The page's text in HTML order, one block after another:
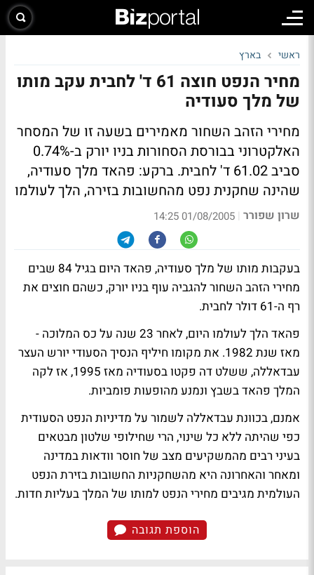
ראשי בארץ
מחיר הנפט חוצה 61 ד' לחבית עקב מותו
של מלך סעודיה
מחירי הזהב השחור מאמירים בשעה זו של המסחר
האלקטרוני בבורסת הסחורות בניו יורק ב-0.74%
סביב 61.02 ד' לחבית. ברקע: פהאד מלך סעודיה,
שהינה שחקנית נפט מהחשובות בזירה, הלך לעולמו
שרון שפורר |
01/08/2005 14:25
בעקבות מותו של מלך סעודיה, פהאד היום בגיל 84 שבים
מחירי הזהב השחור להגביה עוף בניו יורק, כשהם חוצים את
רף ה-61 דולר לחבית.
פהאד הלך לעולמו היום, לאחר 23 שנה על כס המלוכה -
מאז שנת 1982. את מקומו חיליף הנסיך הסעודי יורש העצר
עבדאללה, ששלט דה פקטו בסעודיה מאז 1995, אז לקה
המלך פהאד בשבץ ונמנע מהופעות פומביות.
אמנם, בכוונת עבדאללה לשמור על מדיניות הנפט הסעודית
כפי שהיתה ללא כל שינוי, הרי שחילופי שלטון מבטאים
בעיני רבים מהמשקיעים מצב של חוסר וודאות במדינה
ומאחר והאחרונה היא מהשחקניות החשובות בזירת הנפט
העולמית מגיבים מחירי הנפט למותו של המלך בעליות חדות.
הוספת תגובה